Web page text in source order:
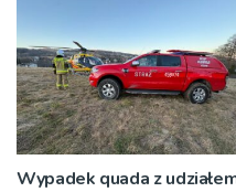
Wypadek quada z